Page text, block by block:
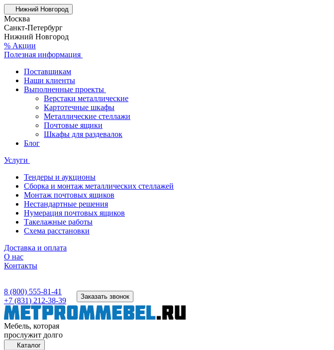
Нижний Новгород
Москва
Санкт-Петербург
Нижний Новгород
% Акции
Полезная информация
Поставщикам
Наши клиенты
Выполненные проекты
Верстаки металлические
Картотечные шкафы
Металлические стеллажи
Почтовые ящики
Шкафы для раздевалок
Блог
Услуги
Тендеры и аукционы
Сборка и монтаж металлических стеллажей
Монтаж почтовых ящиков
Нестандартные решения
Нумерация почтовых ящиков
Такелажные работы
Схема расстановки
Доставка и оплата
О нас
Контакты
8 (800) 555-81-41
+7 (831) 212-38-39
Заказать звонок
Мебель, которая
прослужит долго
Каталог